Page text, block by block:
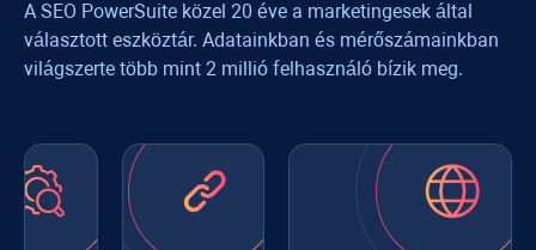
A SEO PowerSuite közel 20 éve a marketingesek által
választott eszköztár. Adatainkban és mérőszámainkban
világszerte több mint 2 millió felhasználó bízik meg.